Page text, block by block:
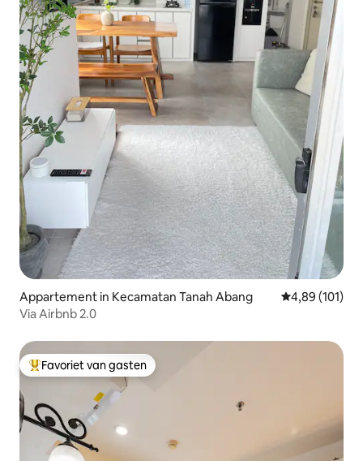
Appartement in Kecamatan Tanah Abang Gemiddelde
4,89 (101)
Via Airbnb 2.0
Topfavoriet van gasten
Favoriet van gasten